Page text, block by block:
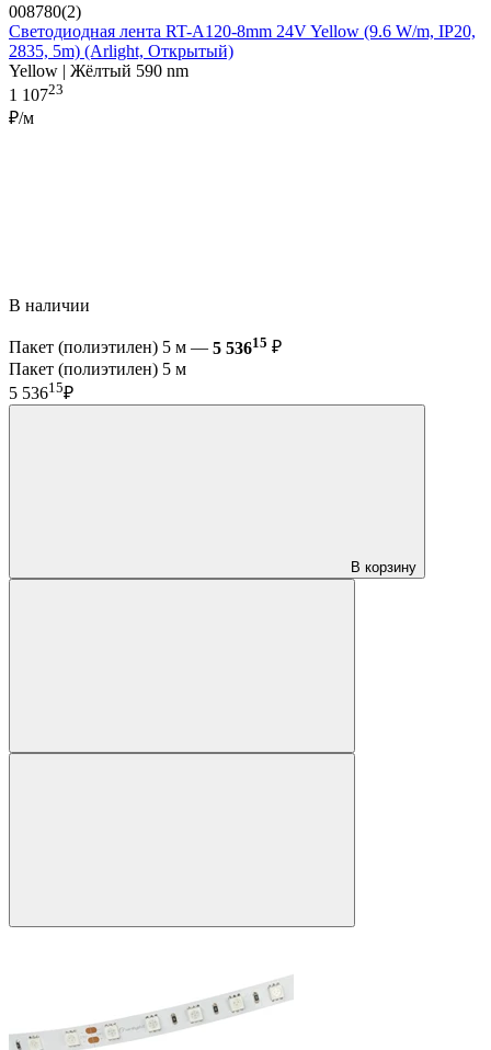
008780(2)
Светодиодная лента RT-A120-8mm 24V Yellow (9.6 W/m, IP20,
2835, 5m) (Arlight, Открытый)
Yellow | Жёлтый 590 nm
1 10723
₽/м
В наличии
Пакет (полиэтилен) 5 м — 5 53615 ₽
Пакет (полиэтилен) 5 м
5 53615₽
В корзину